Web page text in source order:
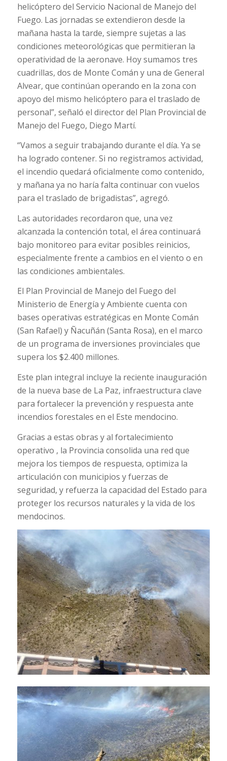
helicóptero del Servicio Nacional de Manejo del
Fuego. Las jornadas se extendieron desde la
mañana hasta la tarde, siempre sujetas a las
condiciones meteorológicas que permitieran la
operatividad de la aeronave. Hoy sumamos tres
cuadrillas, dos de Monte Comán y una de General
Alvear, que continúan operando en la zona con
apoyo del mismo helicóptero para el traslado de
personal”, señaló el director del Plan Provincial de
Manejo del Fuego, Diego Martí.
“Vamos a seguir trabajando durante el día. Ya se
ha logrado contener. Si no registramos actividad,
el incendio quedará oficialmente como contenido,
y mañana ya no haría falta continuar con vuelos
para el traslado de brigadistas”, agregó.
Las autoridades recordaron que, una vez
alcanzada la contención total, el área continuará
bajo monitoreo para evitar posibles reinicios,
especialmente frente a cambios en el viento o en
las condiciones ambientales.
El Plan Provincial de Manejo del Fuego del
Ministerio de Energía y Ambiente cuenta con
bases operativas estratégicas en Monte Comán
(San Rafael) y Ñacuñán (Santa Rosa), en el marco
de un programa de inversiones provinciales que
supera los $2.400 millones.
Este plan integral incluye la reciente inauguración
de la nueva base de La Paz, infraestructura clave
para fortalecer la prevención y respuesta ante
incendios forestales en el Este mendocino.
Gracias a estas obras y al fortalecimiento
operativo , la Provincia consolida una red que
mejora los tiempos de respuesta, optimiza la
articulación con municipios y fuerzas de
seguridad, y refuerza la capacidad del Estado para
proteger los recursos naturales y la vida de los
mendocinos.